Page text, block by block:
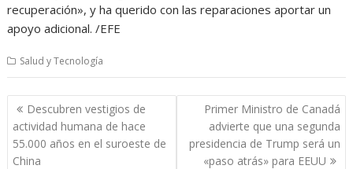
recuperación», y ha querido con las reparaciones aportar un
apoyo adicional. /EFE
Salud y Tecnología
Navegación
de
entradas
Descubren vestigios de
actividad humana de hace
55.000 años en el suroeste de
China
Primer Ministro de Canadá
advierte que una segunda
presidencia de Trump será un
«paso atrás» para EEUU